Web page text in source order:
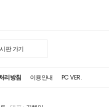
판 가기
리방침 이용안내 PC VER.